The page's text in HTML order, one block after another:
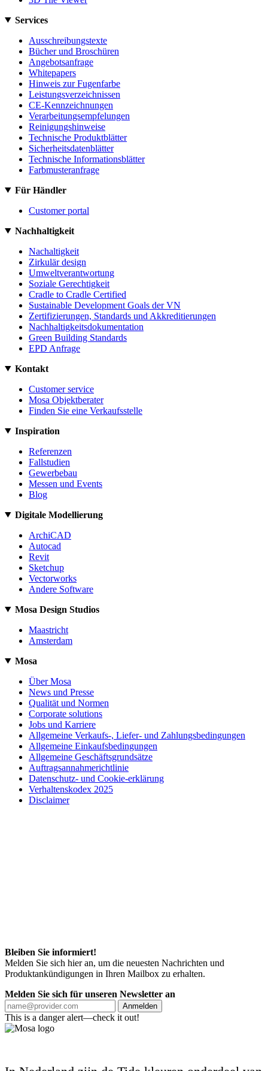
Services
Ausschreibungstexte
Bücher und Broschüren
Angebotsanfrage
Whitepapers
Hinweis zur Fugenfarbe
Leistungsverzeichnissen
CE-Kennzeichnungen
Verarbeitungsempfelungen
Reinigungshinweise
Technische Produktblätter
Sicherheitsdatenblätter
Technische Informationsblätter
Farbmusteranfrage
Für Händler
Customer portal
Nachhaltigkeit
Nachaltigkeit
Zirkulär design
Umweltverantwortung
Soziale Gerechtigkeit
Cradle to Cradle Certified
Sustainable Development Goals der VN
Zertifizierungen, Standards und Akkreditierungen
Nachhaltigkeitsdokumentation
Green Building Standards
EPD Anfrage
Kontakt
Customer service
Mosa Objektberater
Finden Sie eine Verkaufsstelle
Inspiration
Referenzen
Fallstudien
Gewerbebau
Messen und Events
Blog
Digitale Modellierung
ArchiCAD
Autocad
Revit
Sketchup
Vectorworks
Andere Software
Mosa Design Studios
Maastricht
Amsterdam
Mosa
Über Mosa
News und Presse
Qualität und Normen
Corporate solutions
Jobs und Karriere
Allgemeine Verkaufs-, Liefer- und Zahlungsbedingungen
Allgemeine Einkaufsbedingungen
Allgemeine Geschäftsgrundsätze
Auftragsannahmerichtlinie
Datenschutz- und Cookie-erklärung
Verhaltenskodex 2025
Disclaimer
Bleiben Sie informiert!
Melden Sie sich hier an, um die neuesten Nachrichten und
Produktankündigungen in Ihren Mailbox zu erhalten.
Melden Sie sich für unseren Newsletter an
Anmelden
This is a danger alert—check it out!